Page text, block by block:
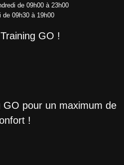
de 09h00 à 23h00
de 09h30 à 19h00
GO !
GO pour un maximum de
!